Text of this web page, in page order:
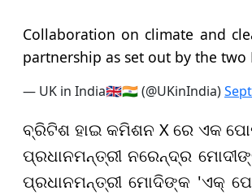
Collaboration on climate and
partnership as set out by the two
— UK in India🇬🇧🇮🇳 (@UKinIndia)
ବ୍ରିଟିଶ ହାଇ କମିଶନ X ରେ ଏକ
ପ୍ରଧାନମନ୍ତ୍ରୀ ନରେନ୍ଦ୍ର
ପ୍ରଧାନମନ୍ତ୍ରୀ ମୋଦିଙ୍କ 'ଏକ୍